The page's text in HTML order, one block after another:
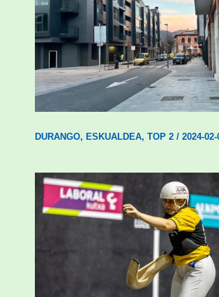
Udal etxebizitza tasatuei
ordenantza izango du
DURANGO, ESKUALDEA, TOP 2/ 2024-02-
Astelehenean Durangon